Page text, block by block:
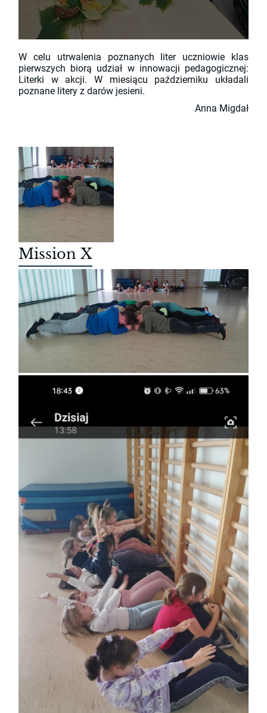
W celu utrwalenia poznanych liter uczniowie klas
pierwszych biorą udział w innowacji pedagogicznej:
Literki w akcji. W miesiącu październiku układali
poznane litery z darów jesieni.
Anna Migdał
Mission X